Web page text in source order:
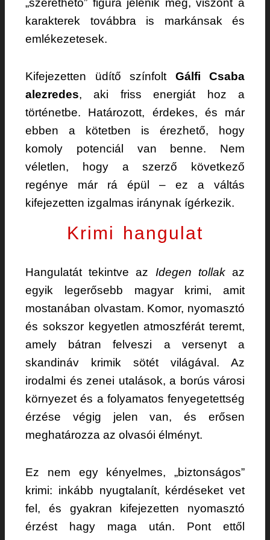
„szerethető” figura jelenik meg, viszont a
karakterek továbbra is markánsak és
emlékezetesek.
Kifejezetten üdítő színfolt Gálfi Csaba
alezredes, aki friss energiát hoz a
történetbe. Határozott, érdekes, és már
ebben a kötetben is érezhető, hogy
komoly potenciál van benne. Nem
véletlen, hogy a szerző következő
regénye már rá épül – ez a váltás
kifejezetten izgalmas iránynak ígérkezik.
Krimi hangulat
Hangulatát tekintve az Idegen tollakaz
egyik legerősebb magyar krimi, amit
mostanában olvastam. Komor, nyomasztó
és sokszor kegyetlen atmoszférát teremt,
amely bátran felveszi a versenyt a
skandináv krimik sötét világával. Az
irodalmi és zenei utalások, a borús városi
környezet és a folyamatos fenyegetettség
érzése végig jelen van, és erősen
meghatározza az olvasói élményt.
Ez nem egy kényelmes, „biztonságos”
krimi: inkább nyugtalanít, kérdéseket vet
fel, és gyakran kifejezetten nyomasztó
érzést hagy maga után. Pont ettől